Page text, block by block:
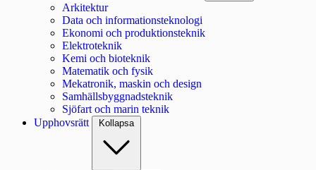
Arkitektur
Data och informationsteknologi
Ekonomi och produktionsteknik
Elektroteknik
Kemi och bioteknik
Matematik och fysik
Mekatronik, maskin och design
Samhällsbyggnadsteknik
Sjöfart och marin teknik
Upphovsrätt
Kollapsa